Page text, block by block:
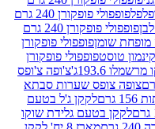
פופפולי פופקורן 240 גרם
פופפולי פופקורן 240 גרם
פופפולי פופקורן
פופפולי פופקורן
צ'ופה צ'ופס
שערות סבתא
לקקן ג'ל בטעם
גלידת שוקו